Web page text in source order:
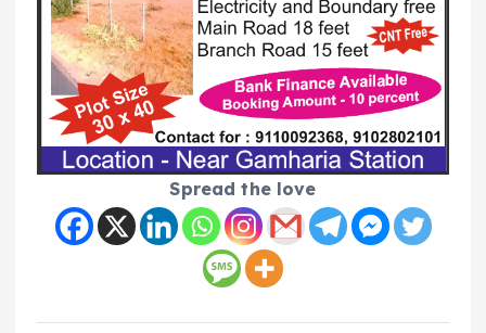
Spread the love